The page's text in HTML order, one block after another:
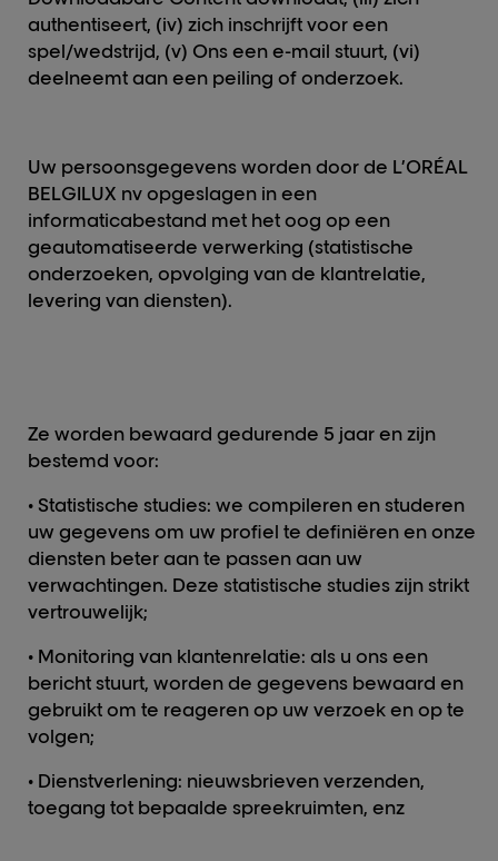
authentiseert, (iv) zich inschrijft voor een
spel/wedstrijd, (v) Ons een e-mail stuurt, (vi)
deelneemt aan een peiling of onderzoek.
Uw persoonsgegevens worden door de L’ORÉAL
BELGILUX nv opgeslagen in een
informaticabestand met het oog op een
geautomatiseerde verwerking (statistische
onderzoeken, opvolging van de klantrelatie,
levering van diensten).
Ze worden bewaard gedurende 5 jaar en zijn
bestemd voor:
• Statistische studies: we compileren en studeren
uw gegevens om uw profiel te definiëren en onze
diensten beter aan te passen aan uw
verwachtingen. Deze statistische studies zijn strikt
vertrouwelijk;
• Monitoring van klantenrelatie: als u ons een
bericht stuurt, worden de gegevens bewaard en
gebruikt om te reageren op uw verzoek en op te
volgen;
• Dienstverlening: nieuwsbrieven verzenden,
toegang tot bepaalde spreekruimten, enz